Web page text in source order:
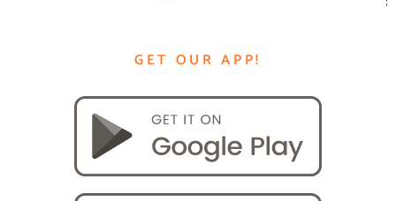
GET OUR APP!